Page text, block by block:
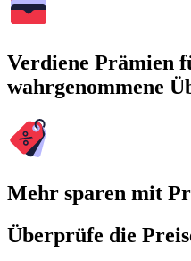
Verdiene Prämien
wahrgenommene
Mehr sparen mit
Überprüfe die